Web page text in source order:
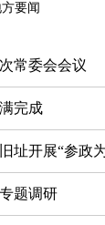
要闻
常委会会议
完成
址开展“参政
题调研